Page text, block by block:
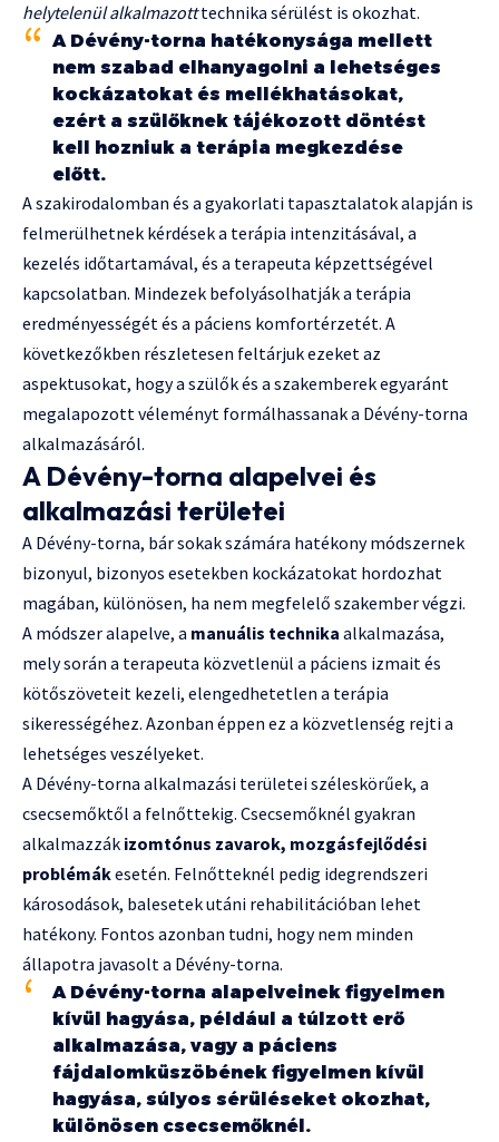
helytelenül alkalmazotttechnika sérülést is okozhat.
A Dévény-torna hatékonysága mellett
nem szabad elhanyagolni a lehetséges
kockázatokat és mellékhatásokat,
ezért a szülőknek tájékozott döntést
kell hozniuk a terápia megkezdése
előtt.
A szakirodalomban és a gyakorlati tapasztalatok alapján is
felmerülhetnek kérdések a terápia intenzitásával, a
kezelés időtartamával, és a terapeuta képzettségével
kapcsolatban. Mindezek befolyásolhatják a terápia
eredményességét és a páciens komfortérzetét. A
következőkben részletesen feltárjuk ezeket az
aspektusokat, hogy a szülők és a szakemberek egyaránt
megalapozott véleményt formálhassanak a Dévény-torna
alkalmazásáról.
A Dévény-torna alapelvei és
alkalmazási területei
A Dévény-torna, bár sokak számára hatékony módszernek
bizonyul, bizonyos esetekben kockázatokat hordozhat
magában, különösen, ha nem megfelelő szakember végzi.
A módszer alapelve, a manuális technika alkalmazása,
mely során a terapeuta közvetlenül a páciens izmait és
kötőszöveteit kezeli, elengedhetetlen a terápia
sikerességéhez. Azonban éppen ez a közvetlenség rejti a
lehetséges veszélyeket.
A Dévény-torna alkalmazási területei széleskörűek, a
csecsemőktől a felnőttekig. Csecsemőknél gyakran
alkalmazzák izomtónus zavarok, mozgásfejlődési
problémákesetén. Felnőtteknél pedig idegrendszeri
károsodások, balesetek utáni rehabilitációban lehet
hatékony. Fontos azonban tudni, hogy nem minden
állapotra javasolt a Dévény-torna.
A Dévény-torna alapelveinek figyelmen
kívül hagyása, például a túlzott erő
alkalmazása, vagy a páciens
fájdalomküszöbének figyelmen kívül
hagyása, súlyos sérüléseket okozhat,
különösen csecsemőknél.